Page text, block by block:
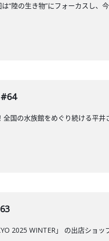
陸の生き物”にフォーカスし、
国の水族館をめぐり続ける平
2025 WINTER」 の出店ショ